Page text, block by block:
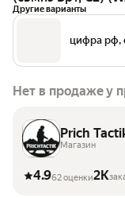
Другие варианты
цифра рф,
Нет в продаже у
Prich
Магазин
4.962 оценки2K